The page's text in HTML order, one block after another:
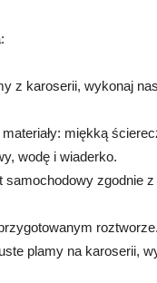
z karoserii, wykonaj
miękką
wodę i wiaderko.
samochodowy zgodnie
roztworze.
plamy na karoserii,